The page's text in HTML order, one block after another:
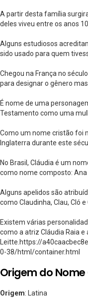
A partir desta família
deles viveu entre os anos
Alguns estudiosos
sido usado para quem
Chegou na França no
para designar o gênero
É nome de uma
Testamento como uma
Como um nome cristão foi
Inglaterra durante este
No Brasil, Cláudia é um
como nome composto: Ana
Alguns apelidos são
como Claudinha, Clau, Cló
Existem várias
como a atriz Cláudia Raia e
Leitte.https://
0-38/html/container.html
Origem do
Origem: Latina